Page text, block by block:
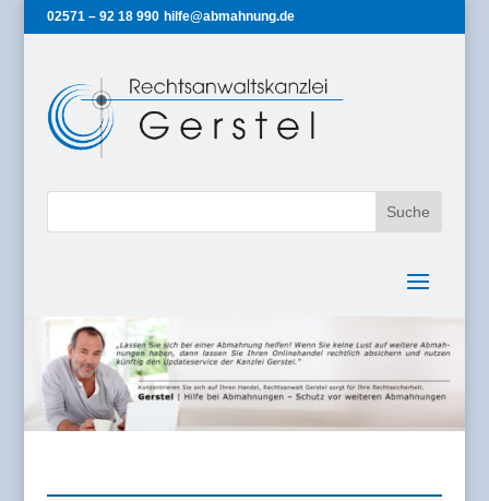
02571 – 92 18 990 hilfe@abmahnung.de